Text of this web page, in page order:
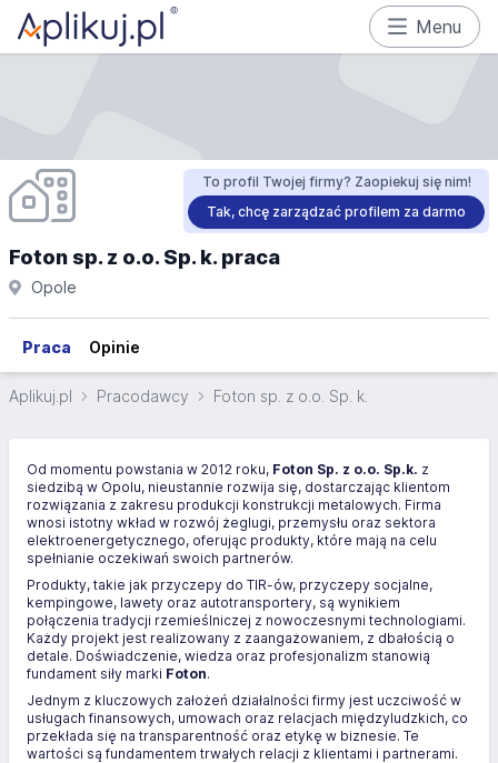
Menu
To profil Twojej firmy? Zaopiekuj się nim!
Tak, chcę zarządzać profilem za darmo
Foton sp. z o.o. Sp. k. praca
Opole
Praca Opinie
Aplikuj.pl Pracodawcy Foton sp. z o.o. Sp. k.
Od momentu powstania w 2012 roku, Foton Sp. z o.o. Sp.k. z
siedzibą w Opolu, nieustannie rozwija się, dostarczając klientom
rozwiązania z zakresu produkcji konstrukcji metalowych. Firma
wnosi istotny wkład w rozwój żeglugi, przemysłu oraz sektora
elektroenergetycznego, oferując produkty, które mają na celu
spełnianie oczekiwań swoich partnerów.
Produkty, takie jak przyczepy do TIR-ów, przyczepy socjalne,
kempingowe, lawety oraz autotransportery, są wynikiem
połączenia tradycji rzemieślniczej z nowoczesnymi technologiami.
Każdy projekt jest realizowany z zaangażowaniem, z dbałością o
detale. Doświadczenie, wiedza oraz profesjonalizm stanowią
fundament siły marki Foton.
Jednym z kluczowych założeń działalności firmy jest uczciwość w
usługach finansowych, umowach oraz relacjach międzyludzkich, co
przekłada się na transparentność oraz etykę w biznesie. Te
wartości są fundamentem trwałych relacji z klientami i partnerami.